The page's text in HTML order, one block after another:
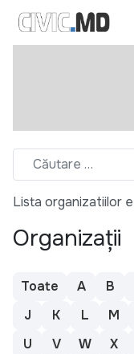
Lista organizatiilor
Organizații
Toate A B
J
K L M
U
V W X